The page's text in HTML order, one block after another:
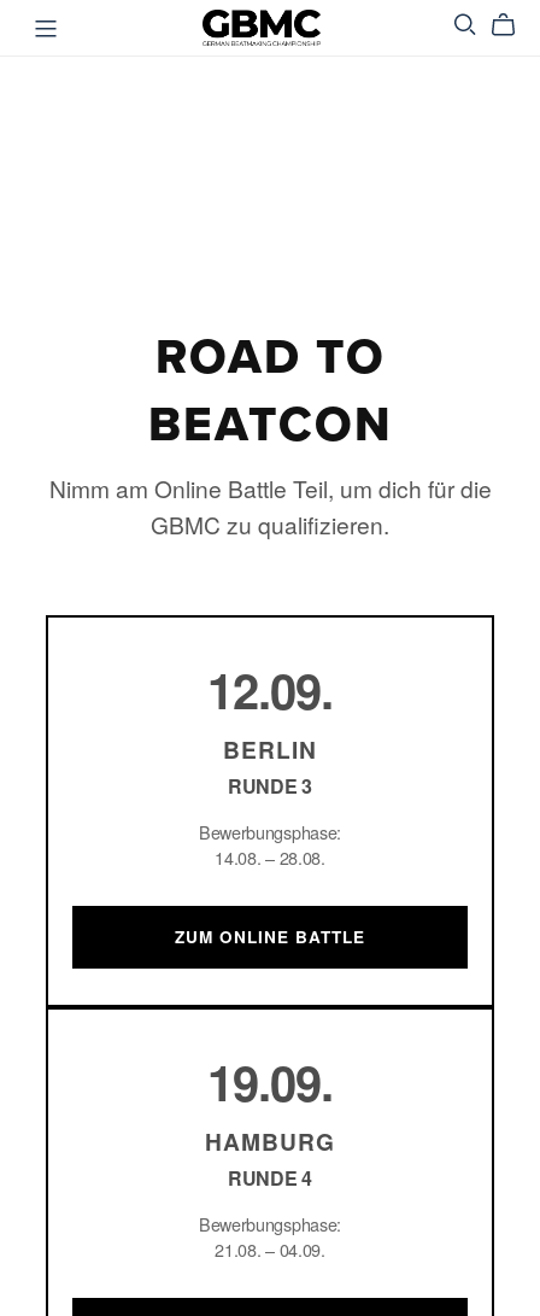
ROAD TO
BEATCON
Nimm am Online Battle Teil, um dich für die
GBMC zu qualifizieren.
12.09.
BERLIN
RUNDE 3
Bewerbungsphase:
14.08. – 28.08.
ZUM ONLINE BATTLE
19.09.
HAMBURG
RUNDE 4
Bewerbungsphase:
21.08. – 04.09.